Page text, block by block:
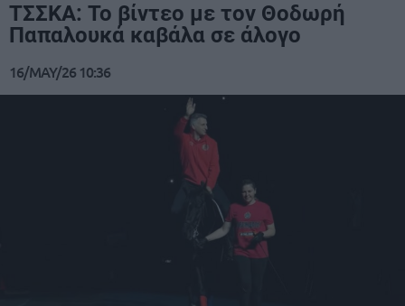
ΤΣΣΚΑ: Το βίντεο με τον Θοδωρή
Παπαλουκά καβάλα σε άλογο
16/MAY/26 10:36